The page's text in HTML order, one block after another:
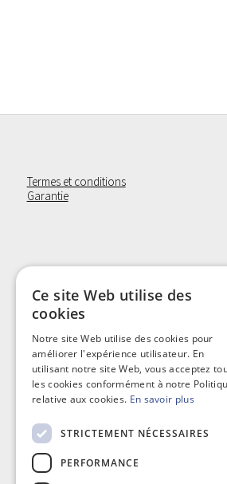
Termes et conditions
Garantie
FRENCH
Ce site Web utilise des
cookies
Notre site Web utilise des cookies pour
améliorer l'expérience utilisateur. En
utilisant notre site Web, vous acceptez
les cookies conformément à notre
relative aux cookies. En savoir plus
STRICTEMENT NÉCESSAIRES
PERFORMANCE